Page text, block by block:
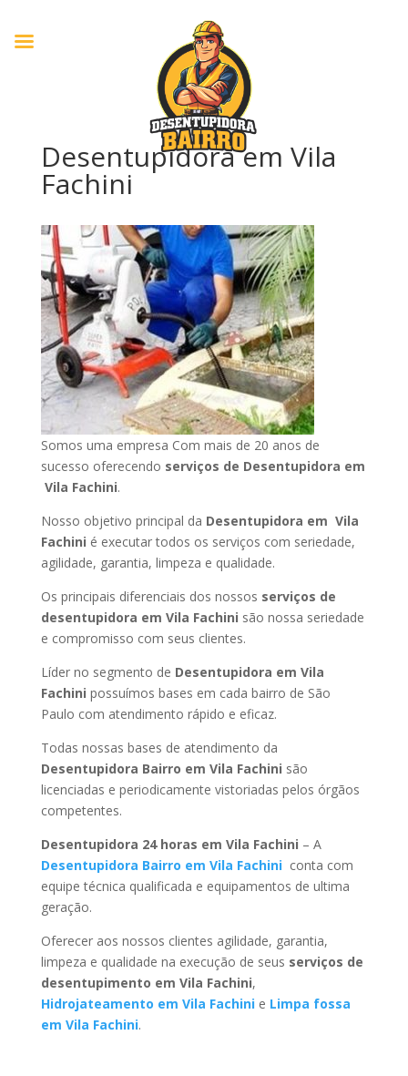
Desentupidora em Vila
Fachini
Somos uma empresa Com mais de 20 anos de
sucesso oferecendo serviços de Desentupidora em
Vila Fachini.
Nosso objetivo principal da Desentupidora em Vila
Fachini é executar todos os serviços com seriedade,
agilidade, garantia, limpeza e qualidade.
Os principais diferenciais dos nossos serviços de
desentupidora em Vila Fachini são nossa seriedade
e compromisso com seus clientes.
Líder no segmento de Desentupidora em Vila
Fachini possuímos bases em cada bairro de São
Paulo com atendimento rápido e eficaz.
Todas nossas bases de atendimento da
Desentupidora Bairro em Vila Fachini são
licenciadas e periodicamente vistoriadas pelos órgãos
competentes.
Desentupidora 24 horas em Vila Fachini – A
Desentupidora Bairro em Vila Fachini conta com
equipe técnica qualificada e equipamentos de ultima
geração.
Oferecer aos nossos clientes agilidade, garantia,
limpeza e qualidade na execução de seus serviços de
desentupimento em Vila Fachini,
Hidrojateamento em Vila Fachinie Limpa fossa
em Vila Fachini.